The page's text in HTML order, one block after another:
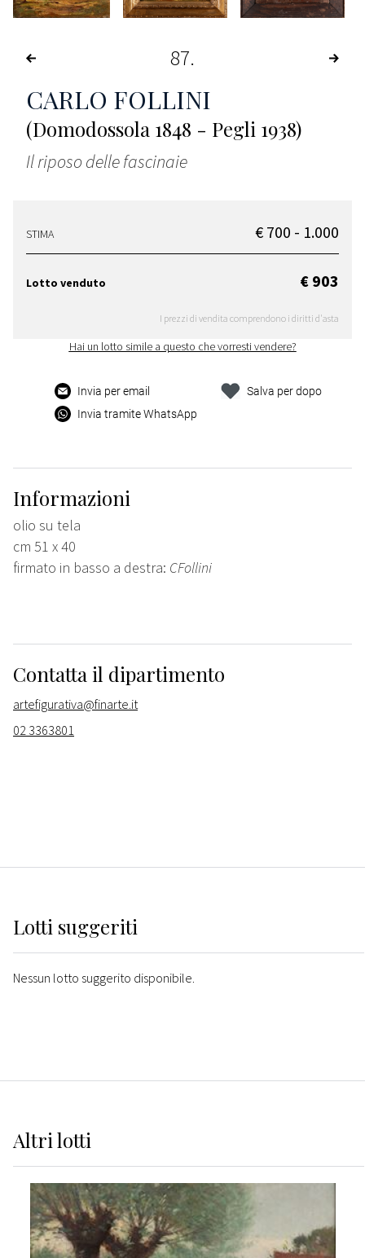
87
CARLO FOLLINI
(Domodossola 1848 - Pegli 1938)
Il riposo delle fascinaie
STIMA € 700 - 1.000
Lotto venduto € 903
I prezzi di vendita comprendono i diritti d'asta
Hai un lotto simile a questo che vorresti vendere?
Invia per email
Invia tramite WhatsApp
Salva per dopo
Informazioni
olio su tela
cm 51 x 40
firmato in basso a destra: CFollini
Contatta il dipartimento
artefigurativa@finarte.it
02 3363801
Lotti suggeriti
Nessun lotto suggerito disponibile.
Altrilotti